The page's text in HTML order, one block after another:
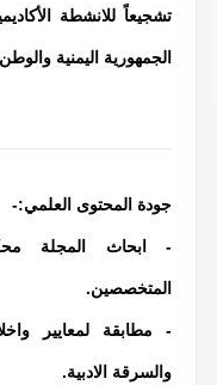
تشجيعاً للانشطة
الجمهورية اليمنية
جودة المحتوى العلمي:-
- ابحاث المجلة
المتخصصين.
- مطابقة لمعايير
والسرقة الادبية.